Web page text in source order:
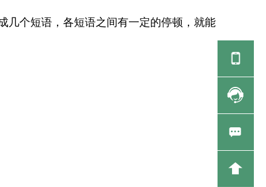
几个短语，各短语之间有一定的停顿，就能